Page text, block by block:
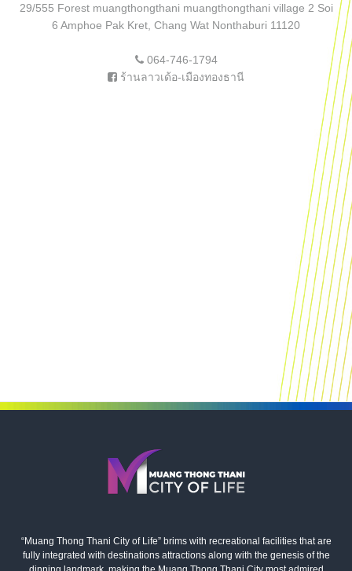
29/555 Forest muangthongthani muangthongthani village 2 Soi
6 Amphoe Pak Kret, Chang Wat Nonthaburi 11120
064-746-1794
ร้านลาวเด้อ-เมืองทองธานี
“Muang Thong Thani City of Life” brims with recreational facilities that are
fully integrated with destinations attractions along with the genesis of the